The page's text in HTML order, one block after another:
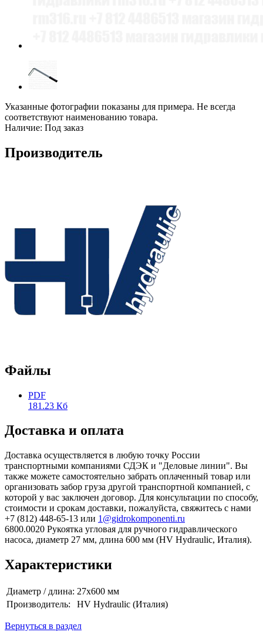
Указанные фотографии показаны для примера. Не всегда
соответствуют наименованию товара.
Наличие: Под заказ
Производитель
Файлы
PDF
181.23 Кб
Доставка и оплата
Доставка осуществляется в любую точку России
транспортными компаниями СДЭК и "Деловые линии". Вы
также можете самостоятельно забрать оплаченный товар или
организовать забор груза другой транспортной компанией, с
которой у вас заключен договор. Для консультации по способу,
стоимости и срокам доставки, пожалуйста, свяжитесь с нами
+7 (812) 448-65-13 или 1@gidrokomponenti.ru
6800.0020 Рукоятка угловая для ручного гидравлического
насоса, диаметр 27 мм, длина 600 мм (HV Hydraulic, Италия).
Характеристики
Диаметр / длина: 27x600 мм
Производитель:
HV Hydraulic (Италия)
Вернуться в раздел